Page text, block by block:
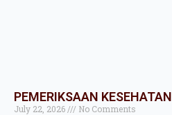
PEMERIKSAAN KESEHATAN
July 22, 2026 No Comments